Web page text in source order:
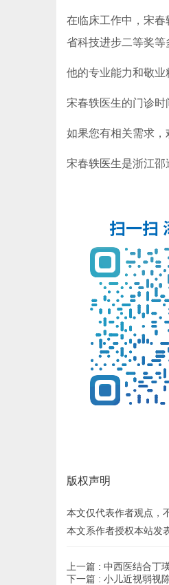
在临床工作中，宋
省科技进步二等奖等
他的专业能力和敬业
宋春轶医生的门诊时
如果您有相关需求，
宋春轶医生是浙江邵
版权声明
本文仅代表作者观点，
本文系作者授权本站发
上一篇 : 中西医结合丁
下一篇 : 小儿近视弱视